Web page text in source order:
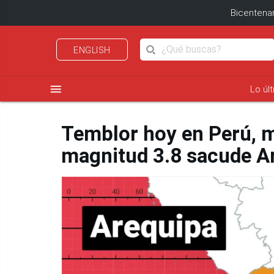
ENGLISH
menu Lo
Temblor hoy en Perú,
magnitud 3.8 sacude